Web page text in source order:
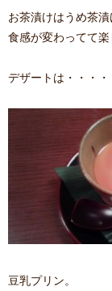
お茶漬けはうめ茶
食感が変わってて楽
デザートは・・・・
豆乳プリン。